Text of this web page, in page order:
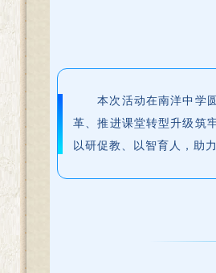
本次活动在南洋中学
革、推进课堂转型升级筑
以研促教、以智育人，助